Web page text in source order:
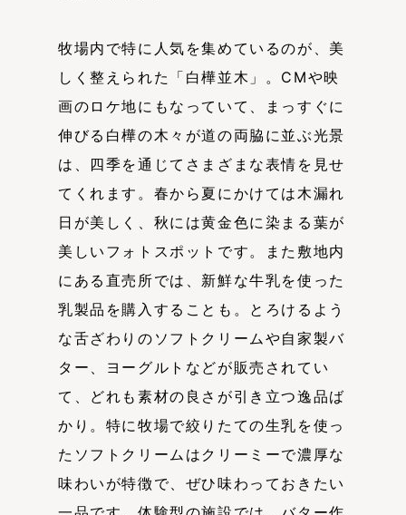
牧場内で特に人気を集めているのが、美
しく整えられた「白樺並木」。CMや映
画のロケ地にもなっていて、まっすぐに
伸びる白樺の木々が道の両脇に並ぶ光景
は、四季を通じてさまざまな表情を見せ
てくれます。春から夏にかけては木漏れ
日が美しく、秋には黄金色に染まる葉が
美しいフォトスポットです。また敷地内
にある直売所では、新鮮な牛乳を使った
乳製品を購入することも。とろけるよう
な舌ざわりのソフトクリームや自家製バ
ター、ヨーグルトなどが販売されてい
て、どれも素材の良さが引き立つ逸品ば
かり。特に牧場で絞りたての生乳を使っ
たソフトクリームはクリーミーで濃厚な
味わいが特徴で、ぜひ味わっておきたい